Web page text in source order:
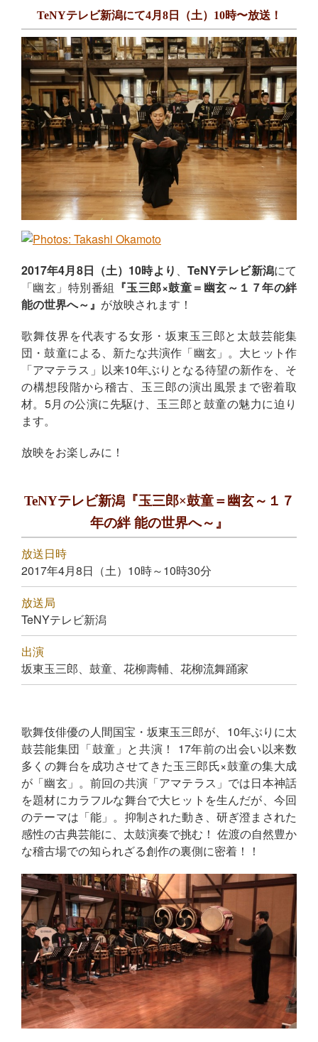
TeNYテレビ新潟にて4月8日（土）10時〜放送！
2017年4月8日（土）10時より 、TeNYテレビ新潟にて
「幽玄」特別番組 『玉三郎×鼓童＝幽玄～１７年の絆
能の世界へ～』 が放映されます！
歌舞伎界を代表する女形・坂東玉三郎と太鼓芸能集
団・鼓童による、新たな共演作「幽玄」。大ヒット作
「アマテラス」以来10年ぶりとなる待望の新作を、そ
の構想段階から稽古、玉三郎の演出風景まで密着取
材。5月の公演に先駆け、玉三郎と鼓童の魅力に迫り
ます。
放映をお楽しみに！
TeNYテレビ新潟『玉三郎×鼓童＝幽玄～１７
年の絆 能の世界へ～』
放送日時
2017年4月8日（土）10時～10時30分
放送局
TeNYテレビ新潟
出演
坂東玉三郎、鼓童、花柳壽輔、花柳流舞踊家
歌舞伎俳優の人間国宝・坂東玉三郎が、10年ぶりに太
鼓芸能集団「鼓童」と共演！ 17年前の出会い以来数
多くの舞台を成功させてきた玉三郎氏×鼓童の集大成
が「幽玄」。前回の共演「アマテラス」では日本神話
を題材にカラフルな舞台で大ヒットを生んだが、今回
のテーマは「能」。抑制された動き、研ぎ澄まされた
感性の古典芸能に、太鼓演奏で挑む！ 佐渡の自然豊か
な稽古場での知られざる創作の裏側に密着！！